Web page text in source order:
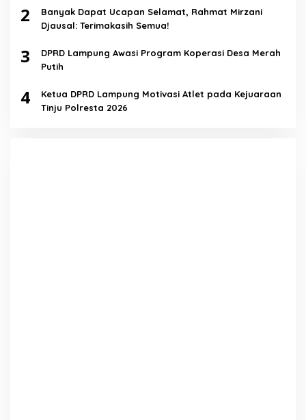
2
Banyak Dapat Ucapan Selamat, Rahmat Mirzani
Djausal: Terimakasih Semua!
3
DPRD Lampung Awasi Program Koperasi Desa Merah
Putih
4
Ketua DPRD Lampung Motivasi Atlet pada Kejuaraan
Tinju Polresta 2026